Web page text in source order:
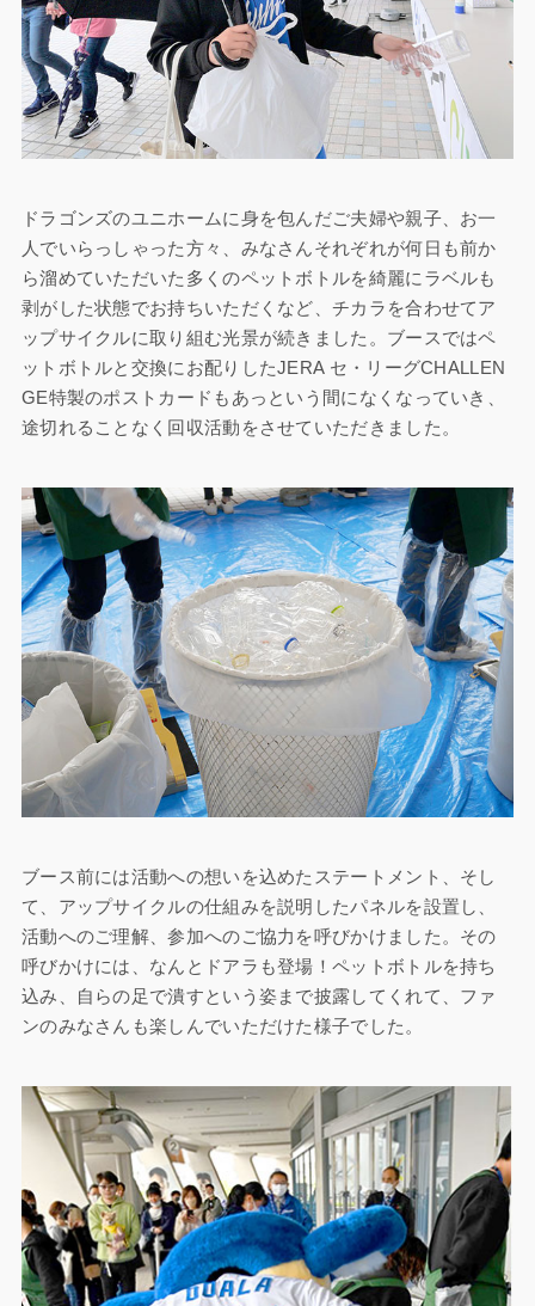
ドラゴンズのユニホームに身を包んだご夫婦や親子、お一
人でいらっしゃった方々、みなさんそれぞれが何日も前か
ら溜めていただいた多くのペットボトルを綺麗にラベルも
剥がした状態でお持ちいただくなど、チカラを合わせてア
ップサイクルに取り組む光景が続きました。ブースではペ
ットボトルと交換にお配りしたJERA セ・リーグCHALLEN
GE特製のポストカードもあっという間になくなっていき、
途切れることなく回収活動をさせていただきました。
ブース前には活動への想いを込めたステートメント、そし
て、アップサイクルの仕組みを説明したパネルを設置し、
活動へのご理解、参加へのご協力を呼びかけました。その
呼びかけには、なんとドアラも登場！ペットボトルを持ち
込み、自らの足で潰すという姿まで披露してくれて、ファ
ンのみなさんも楽しんでいただけた様子でした。